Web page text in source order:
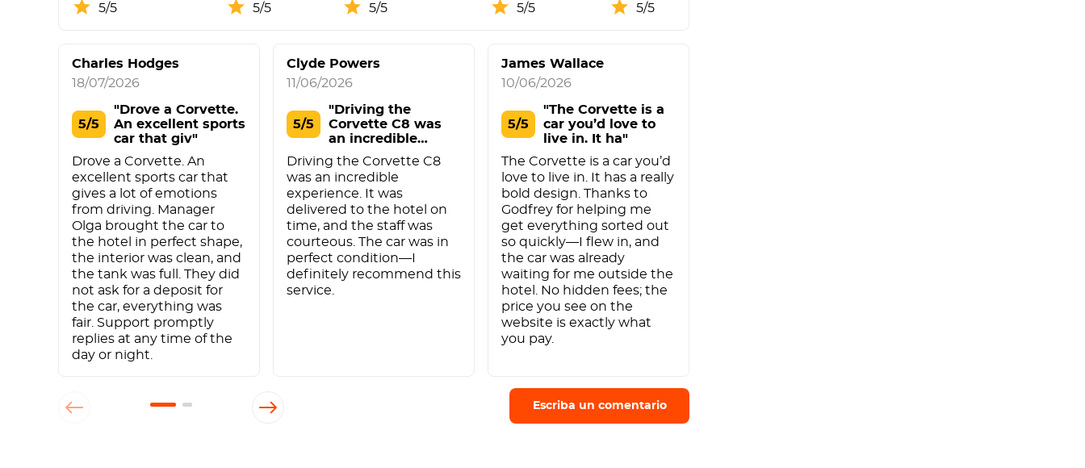
5/5
5/5
5/5
5/5
5/5
Charles Hodges
18/07/2026
5/5
"Drove a Corvette.
An excellent sports
car that giv"
Drove a Corvette. An
excellent sports car that
gives a lot of emotions
from driving. Manager
Olga brought the car to
the hotel in perfect shape,
the interior was clean, and
the tank was full. They did
not ask for a deposit for
the car, everything was
fair. Support promptly
replies at any time of the
day or night.
Clyde Powers
11/06/2026
5/5
"Driving the
Corvette C8 was
an incredible
experien"
Driving the Corvette C8
was an incredible
experience. It was
delivered to the hotel on
time, and the staff was
courteous. The car was in
perfect condition—I
definitely recommend this
service.
James Wallace
10/06/2026
5/5
"The Corvette is a
car you’d love to
live in. It ha"
The Corvette is a car you’d
love to live in. It has a really
bold design. Thanks to
Godfrey for helping me
get everything sorted out
so quickly—I flew in, and
the car was already
waiting for me outside the
hotel. No hidden fees; the
price you see on the
website is exactly what
you pay.
Escriba un comentario